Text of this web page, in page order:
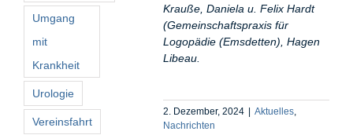
Krauße, Daniela u. Felix Hardt
(Gemeinschaftspraxis für
Logopädie (Emsdetten), Hagen
Libeau.
2. Dezember, 2024 Aktuelles,
Nachrichten
Umgang
mit
Krankheit
Urologie
Vereinsfahrt